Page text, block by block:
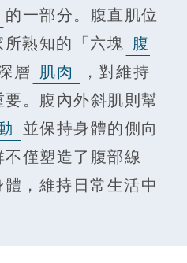
的一部分。腹直肌位
熟知的「六塊 腹
層 肌肉
，對維持
。腹內外斜肌則幫
並保持身體的側向
不僅塑造了腹部線
，維持日常生活中